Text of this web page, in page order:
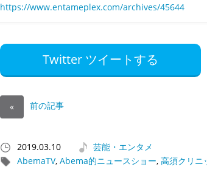
https://www.entameplex.com/archives/45644
Twitter ツイートする
« 前の記事
2019.03.10
芸能・エンタメ
AbemaTV, Abema的ニュースショー, 高須クリニ